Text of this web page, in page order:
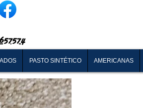
PASTO SINTÉTICO AMERICANAS